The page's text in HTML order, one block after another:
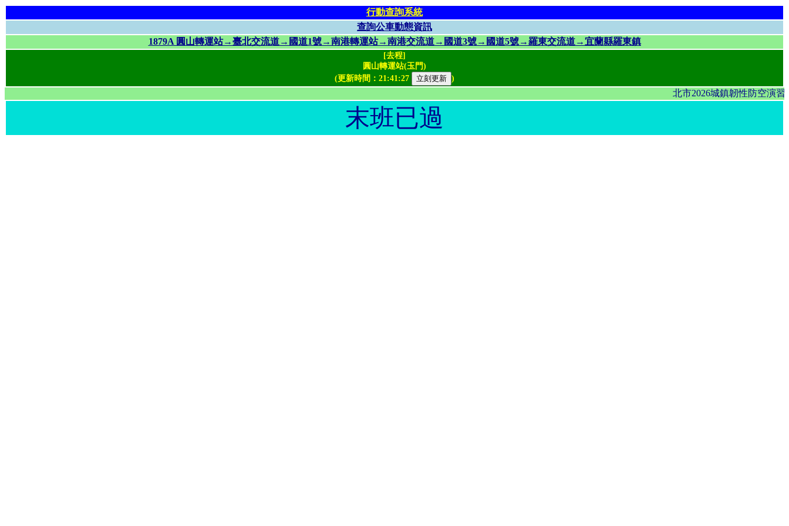
行動查詢系統
查詢公車動態資訊
1879A 圓山轉運站→臺北交流道→國道1號→南港轉運站→南港交流道→國道3號→國道5號→羅東交流道→宜蘭縣羅東鎮
[去程]
圓山轉運站(玉門)
(更新時間： 21:41:27 )
北市2026城鎮韌性防空
末班已過